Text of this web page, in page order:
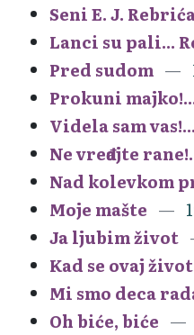
Seni E. J.
Lanci su pali...
Pred sudom
Prokuni
Videla sam vas!...
Ne vređajte
Nad kolevkom
Moje mašte
Ja ljubim život
Kad se ovaj
Mi smo deca
Oh biće, biće